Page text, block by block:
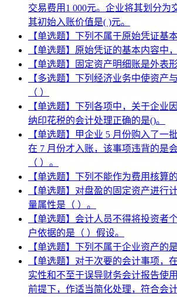
交易费用1 000元。企业将其划分为
其初始入账价值是( )元。
【单选题】下列不属于原始凭证基
【单选题】原始凭证的基本内容中
【单选题】固定资产明细账是外表
【多选题】下列经济业务中使资产
（ ）
【单选题】下列各项中，关于企业
纳印花税的会计处理正确的是()。
【单选题】甲企业 5 月份购入了一
在 7 月份才入账，该事项违背的是
（ ）。
【单选题】下列不能作为费用核算
【单选题】对盘盈的固定资产进行
量属性是（ ）。
【单选题】会计人员不得将投资者
户依据的是（ ）假设。
【单选题】下列不属于企业资产的是
【单选题】对于次要的会计事项，
实性和不至于误导财务会计报告使
前提下，作适当简化处理，符合会